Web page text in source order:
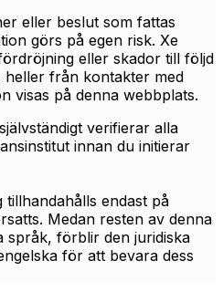
eller beslut som fattas
görs på egen risk. Xe
eller skador till följd
heller från kontakter med
visas på denna webbplats.
verifierar alla
innan du initierar
endast på
Medan resten av denna
språk, förblir den juridiska
för att bevara dess